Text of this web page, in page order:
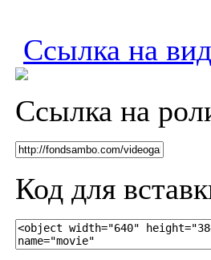
Ссылка на
Ссылка на
Код для